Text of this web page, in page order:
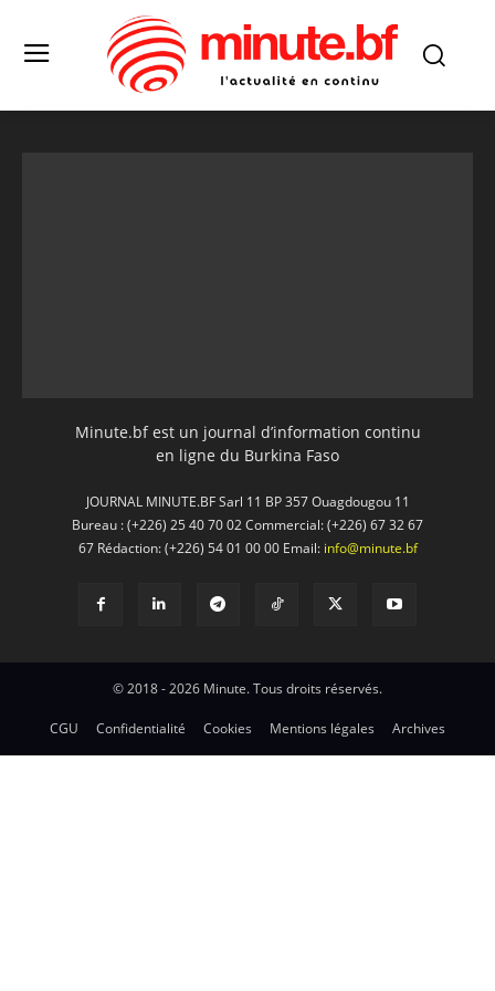
Minute.bf est un journal d’information continu
en ligne du Burkina Faso
JOURNAL MINUTE.BF Sarl 11 BP 357 Ouagdougou 11
Bureau : (+226) 25 40 70 02 Commercial: (+226) 67 32 67
67 Rédaction: (+226) 54 01 00 00 Email: info@minute.bf
© 2018 - 2026 Minute. Tous droits réservés.
CGU Confidentialité Cookies Mentions légales Archives